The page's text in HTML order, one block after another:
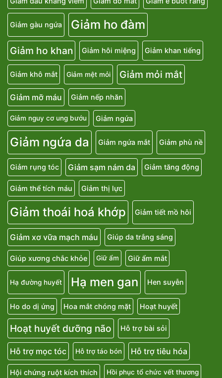
Giảm gàu ngứa Giảm ho đàm
Giảm ho khan Giảm hôi miệng Giảm khan tiếng
Giảm khô mắt Giảm mệt mỏi Giảm mỏi mắt
Giảm mỡ máu Giảm nếp nhăn
Giảm nguy cơ ung bướu Giảm ngứa
Giảm ngứa da Giảm ngứa mắt Giảm phù nề
Giảm rụng tóc Giảm sạm nám da Giảm tăng động
Giảm thể tích máu Giảm thị lực
Giảm thoái hoá khớp Giảm tiết mồ hôi
Giảm xơ vữa mạch máu Giúp da trắng sáng
Giúp xương chắc khỏe Giữ ẩm Giữ ẩm mắt
Hạ đường huyết Hạ men gan Hen suyễn
Ho do dị ứng Hoa mắt chóng mặt Hoạt huyết
Hoạt huyết dưỡng não Hỗ trợ bài sỏi
Hỗ trợ mọc tóc Hỗ trợ táo bón Hỗ trợ tiêu hóa
Hội chứng ruột kích thích Hồi phục tổ chức vết thương